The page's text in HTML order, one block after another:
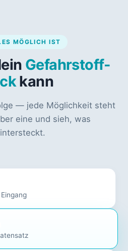
MÖGLICH IST
Gefahrstoff-
kann
— jede Möglichkeit steht
eine und sieh, was